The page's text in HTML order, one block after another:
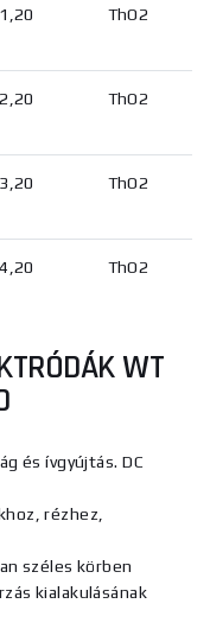
ThO2
ThO2
ThO2
ThO2
WT
és ívgyújtás. DC
rézhez,
széles körben
kialakulásának